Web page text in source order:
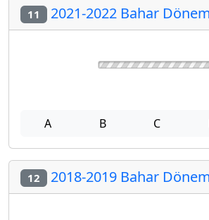
11 2021-2022 Bahar
A B C
12 2018-2019 Bahar